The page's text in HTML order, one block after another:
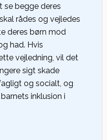
se begge deres
rådes og vejledes
deres børn mod
had. Hvis
vejledning, vil det
sigt skade
og socialt, og
inklusion i